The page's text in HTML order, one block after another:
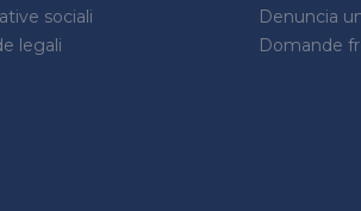
sociali
legali
Denuncia
Domande